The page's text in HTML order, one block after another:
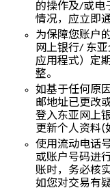
的操作及/或电
情况，应立即
为保障您账户
网上银行/ 东
应用程式）定
整。
如基于任何原
邮地址已更改
登入东亚网上
更新个人资料(
使用流动电话
或账户号码进
账时，务必核
如您对交易有